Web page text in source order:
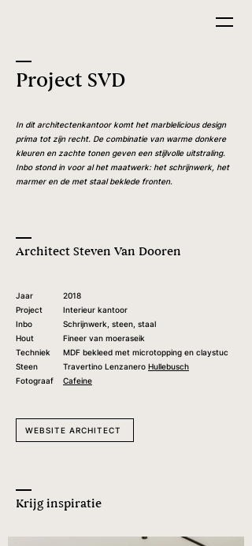
Project SVD
In dit architectenkantoor komt het marblelicious design
prima tot zijn recht. De combinatie van warme donkere
kleuren en zachte tonen geven een stijlvolle uitstraling.
Inbo stond in voor al het maatwerk: het schrijnwerk, het
marmer en de met staal beklede fronten.
Architect Steven Van Dooren
Jaar
Project
Inbo
Hout
Techniek
Steen
Fotograaf
2018
Interieur kantoor
Schrijnwerk, steen, staal
Fineer van moeraseik
MDF bekleed met microtopping en claystuc
Travertino Lenzanero Hullebusch
Cafeine
WEBSITE ARCHITECT
Krijg inspiratie